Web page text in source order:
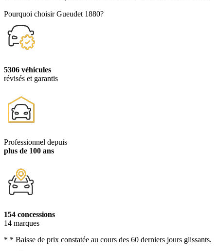
Pourquoi choisir Gueudet 1880?
5306 véhicules
révisés et garantis
Professionnel depuis
plus de 100 ans
154 concessions
14 marques
* * Baisse de prix constatée au cours des 60 derniers jours glissants.